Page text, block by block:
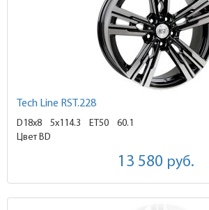
Tech Line RST.228
D18x8 5x114.3 ET50
60.1
Цвет BD
13 580 руб.